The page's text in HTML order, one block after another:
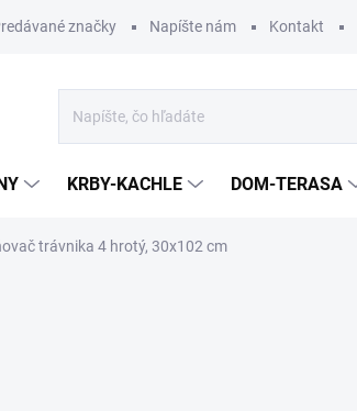
značky Napíšte nám Kontakt
KRBY-KACHLE DOM-TERASA
trávnika 4 hrotý, 30x102 cm